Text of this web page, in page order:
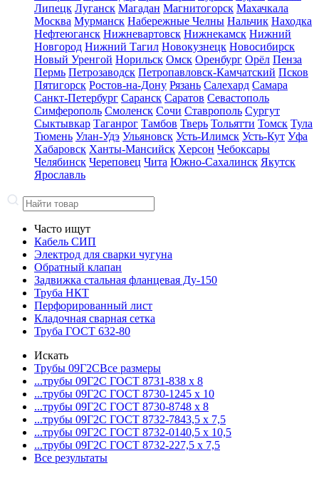
Липецк Луганск Магадан Магнитогорск Махачкала
Москва Мурманск Набережные Челны Нальчик Находка
Нефтеюганск Нижневартовск Нижнекамск Нижний
Новгород Нижний Тагил Новокузнецк Новосибирск
Новый Уренгой Норильск Омск Оренбург Орёл Пенза
Пермь Петрозаводск Петропавловск-Камчатский Псков
Пятигорск Ростов-на-Дону Рязань Салехард Самара
Санкт-Петербург Саранск Саратов Севастополь
Симферополь Смоленск Сочи Ставрополь Сургут
Сыктывкар Таганрог Тамбов Тверь Тольятти Томск Тула
Тюмень Улан-Удэ Ульяновск Усть-Илимск Усть-Кут Уфа
Хабаровск Ханты-Мансийск Херсон Чебоксары
Челябинск Череповец Чита Южно-Сахалинск Якутск
Ярославль
Часто ищут
Кабель СИП
Электрод для сварки чугуна
Обратный клапан
Задвижка стальная фланцевая Ду-150
Труба НКТ
Перфорированный лист
Кладочная сварная сетка
Труба ГОСТ 632-80
Искать
Трубы 09Г2СВсе размеры
...трубы 09Г2С ГОСТ 8731-838 x 8
...трубы 09Г2С ГОСТ 8730-1245 x 10
...трубы 09Г2С ГОСТ 8730-8748 x 8
...трубы 09Г2С ГОСТ 8732-7843,5 x 7,5
...трубы 09Г2С ГОСТ 8732-0140,5 x 10,5
...трубы 09Г2С ГОСТ 8732-227,5 x 7,5
Все результаты